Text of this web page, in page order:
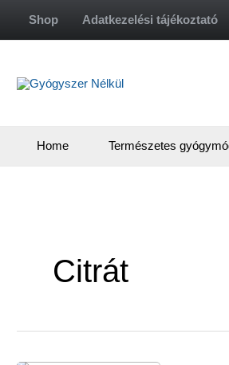
Shop Adatkezelési tájékoztató
Home Természetes
Citrát